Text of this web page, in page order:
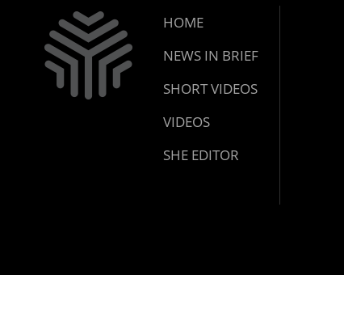
HOME
NEWS IN BRIEF
SHORT VIDEOS
VIDEOS
SHE EDITOR